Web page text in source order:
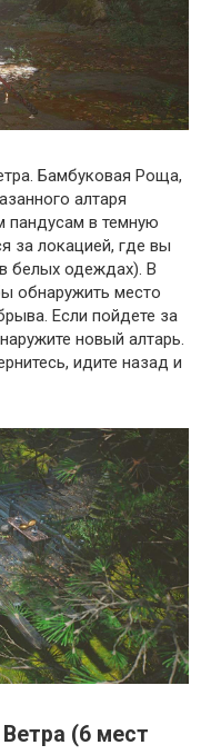
Бамбуковая Роща,
алтаря
пандусам в темную
за локацией, где вы
белых одеждах). В
обнаружить место
Если пойдете за
новый алтарь.
идите назад и
(6 мест